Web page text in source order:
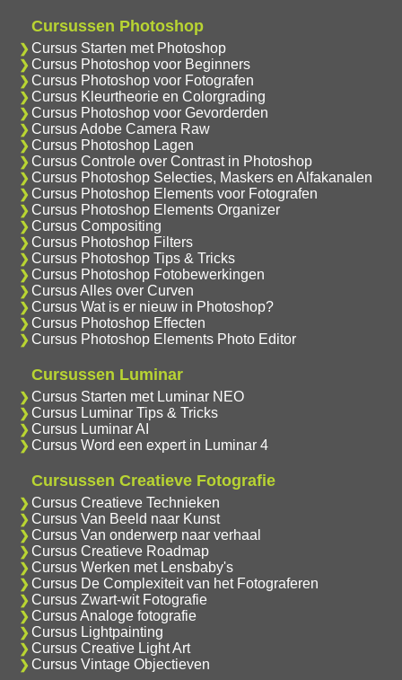
Cursussen Photoshop
Cursus Starten met Photoshop
Cursus Photoshop voor Beginners
Cursus Photoshop voor Fotografen
Cursus Kleurtheorie en Colorgrading
Cursus Photoshop voor Gevorderden
Cursus Adobe Camera Raw
Cursus Photoshop Lagen
Cursus Controle over Contrast in Photoshop
Cursus Photoshop Selecties, Maskers en Alfakanalen
Cursus Photoshop Elements voor Fotografen
Cursus Photoshop Elements Organizer
Cursus Compositing
Cursus Photoshop Filters
Cursus Photoshop Tips & Tricks
Cursus Photoshop Fotobewerkingen
Cursus Alles over Curven
Cursus Wat is er nieuw in Photoshop?
Cursus Photoshop Effecten
Cursus Photoshop Elements Photo Editor
Cursussen Luminar
Cursus Starten met Luminar NEO
Cursus Luminar Tips & Tricks
Cursus Luminar AI
Cursus Word een expert in Luminar 4
Cursussen Creatieve Fotografie
Cursus Creatieve Technieken
Cursus Van Beeld naar Kunst
Cursus Van onderwerp naar verhaal
Cursus Creatieve Roadmap
Cursus Werken met Lensbaby's
Cursus De Complexiteit van het Fotograferen
Cursus Zwart-wit Fotografie
Cursus Analoge fotografie
Cursus Lightpainting
Cursus Creative Light Art
Cursus Vintage Objectieven